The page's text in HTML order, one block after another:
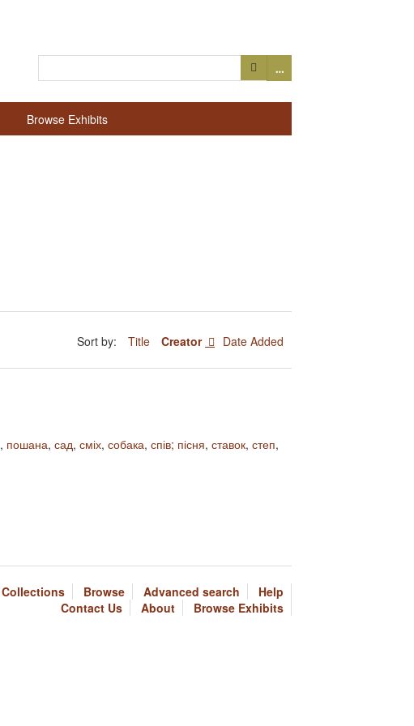
…
Browse Exhibits
Sort by: Title Creator Date Added
, пошана, сад, сміх, собака, спів; пісня, ставок, степ,
Collections Browse Advanced search
Help
Contact Us
About Browse Exhibits